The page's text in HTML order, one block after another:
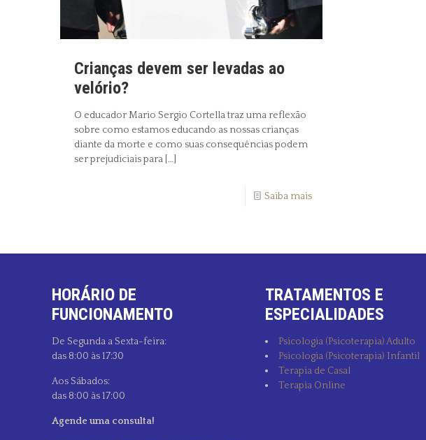
Crianças devem ser levadas ao
velório?
O educador Mario Sergio Cortella traz uma reflexão
sobre como estamos educando as nossas crianças
diante da morte e como suas consequências podem
ser prejudiciais para[…]
Saiba mais
HORÁRIO DE
FUNCIONAMENTO
De Segunda a Sexta-feira:
das 8:00 às 17:30
Aos Sábados:
das 8:00 às 17:00
Agende uma consulta!
TRATAMENTOS E
ESPECIALIDADES
Psicologia (Psicoterapia) Adulto
Psicologia (Psicoterapia) Infantil
Terapia de Casal
Terapia Online